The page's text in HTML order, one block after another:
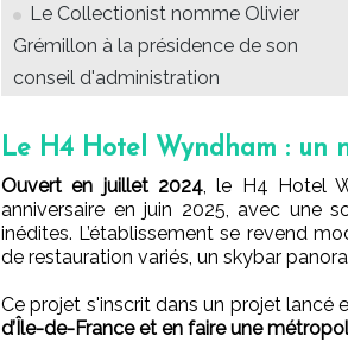
Le Collectionist nomme Olivier
Grémillon à la présidence de son
conseil d'administration
Le H4 Hotel Wyndham : un
Ouvert en juillet 2024, le H4 Hotel
anniversaire en juin 2025, avec une
inédites. L’établissement se revend
de restauration variés, un skybar
Ce projet s'inscrit dans un projet lancé
d’Île-de-France et en faire une